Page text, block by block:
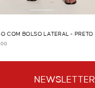
COM BOLSO LATERAL - PRETO
NEWSLETTER